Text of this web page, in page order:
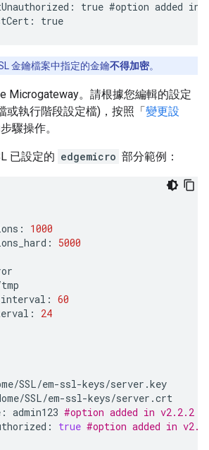
true #option added in
true
金鑰檔案中指定的金鑰不得加密。
Microgateway。請根據您編輯的設定
或執行階段設定檔)，按照「變更設
驟操作。
已設定的 edgemicro 部分範例：
:
1000
:
5000
tmp
: 60
:
24
/SSL/em-ssl-keys/server .key
/SSL/em-ssl-keys/server .crt
: admin123 #option added in v2.2.2
: true #option added in